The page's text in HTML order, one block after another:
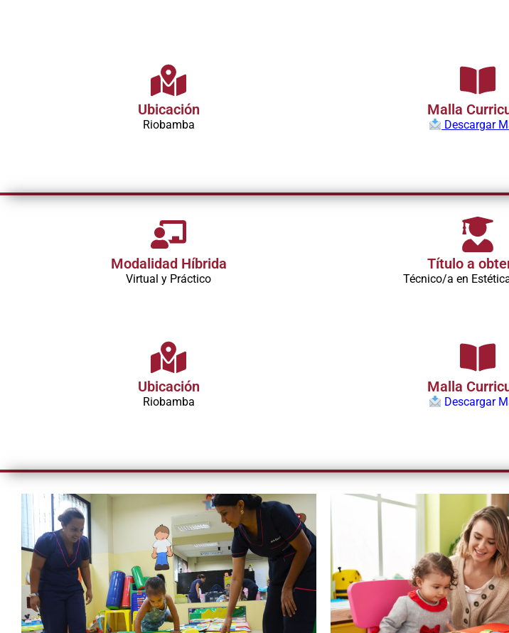
Ubicación
Riobamba
Malla
Descargar
Modalidad Híbrida
Virtual y Práctico
Título a
Técnico/a en
Ubicación
Riobamba
Malla
Descargar